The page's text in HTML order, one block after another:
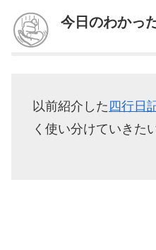
今日のわかっ
以前紹介した 四行日
く使い分けていきた